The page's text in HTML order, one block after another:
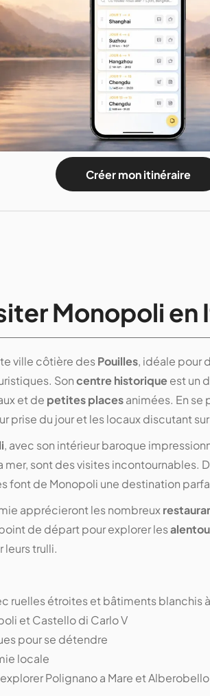
Créer mon itinéraire
Monopoli en
ville côtière desPouilles, idéale pour
Soncentre historiqueest un
et de petites placesanimées. En se
prise du jour et les locaux discutant
, avec son intérieur baroque
mer, sont des visites incontournables.
font de Monopoli une destination
apprécieront les nombreux
de départ pour explorer les
leurs trulli.
ruelles étroites et bâtiments blanchis
et Castello di Carlo V
pour se détendre
locale
Polignano a Mare et Alberobello